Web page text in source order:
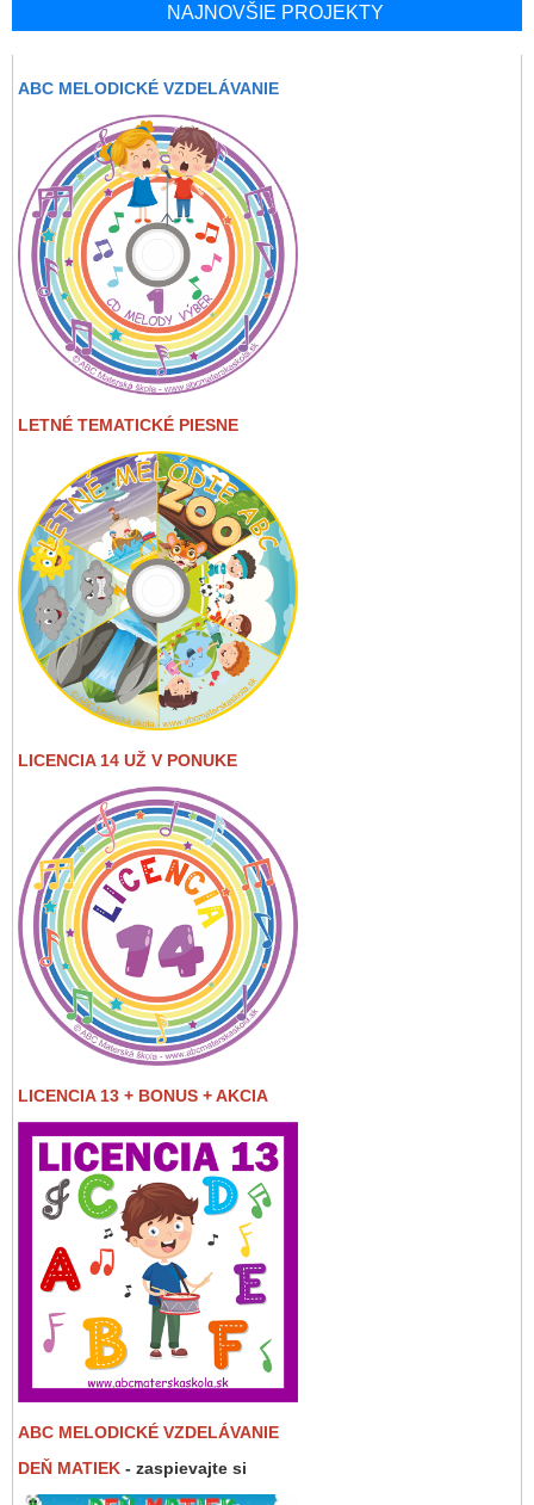
NAJNOVŠIE PROJEKTY
ABC MELODICKÉ VZDELÁVANIE
LETNÉ TEMATICKÉ PIESNE
LICENCIA 14 UŽ V PONUKE
LICENCIA 13 + BONUS + AKCIA
ABC MELODICKÉ VZDELÁVANIE
DEŇ MATIEK - zaspievajte si